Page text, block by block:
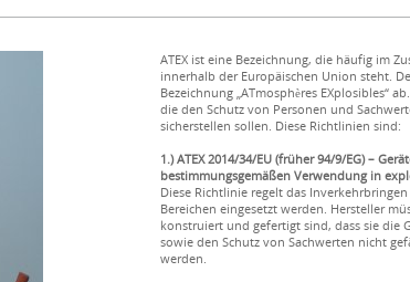
ATEX ist eine Bezeichnung, die häufig im
innerhalb der Europäischen Union steht.
Bezeichnung „ATmosphères EXplosibles“
die den Schutz von Personen und
sicherstellen sollen. Diese Richtlinien sind:
1.) ATEX 2014/34/EU (früher 94/9/EG) –
bestimmungsgemäßen Verwendung in
Diese Richtlinie regelt das
Bereichen eingesetzt werden. Hersteller
konstruiert und gefertigt sind, dass sie die
sowie den Schutz von Sachwerten nicht
werden.